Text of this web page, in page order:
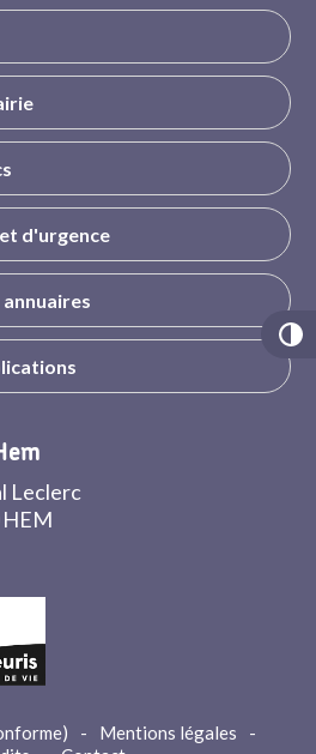
d'urgence
Leclerc
HEM
- Mentions légales
-